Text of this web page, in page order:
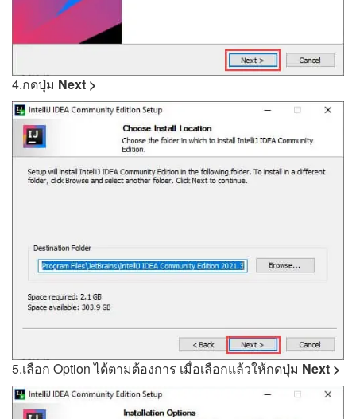
4.กดปุ่ม Next >
5.เลือก Option ได้ตามต้องการ เมื่อเลือกแล้วให้กดปุ่ม Next >